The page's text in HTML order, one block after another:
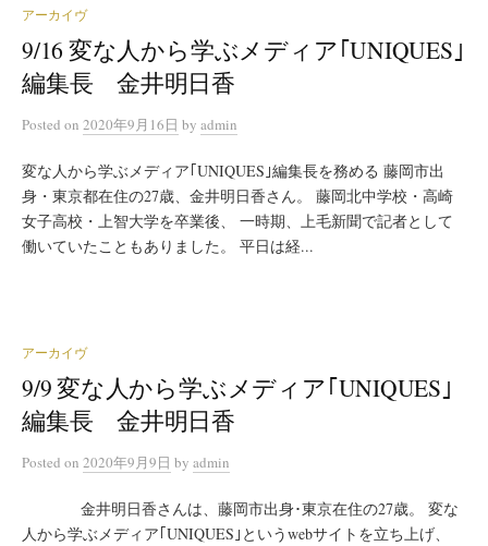
アーカイヴ
9/16 変な人から学ぶメディア｢UNIQUES｣
編集長 金井明日香
Posted on 2020年9月16日 by admin
変な人から学ぶメディア｢UNIQUES｣編集長を務める 藤岡市出
身・東京都在住の27歳、金井明日香さん。 藤岡北中学校・高崎
女子高校・上智大学を卒業後、 一時期、上毛新聞で記者として
働いていたこともありました。 平日は経...
アーカイヴ
9/9 変な人から学ぶメディア｢UNIQUES｣
編集長 金井明日香
Posted on 2020年9月9日 by admin
金井明日香さんは、藤岡市出身･東京在住の27歳。 変な
人から学ぶメディア｢UNIQUES｣というwebサイトを立ち上げ、